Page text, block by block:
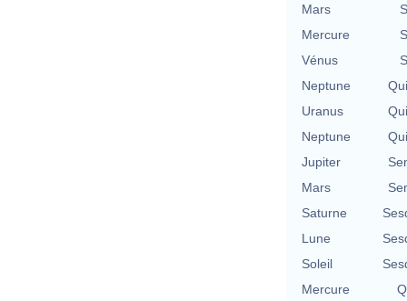
Mars
Mercure
Vénus
Neptune
Uranus
Neptune
Jupiter
Mars
Saturne
Lune
Soleil
Mercure